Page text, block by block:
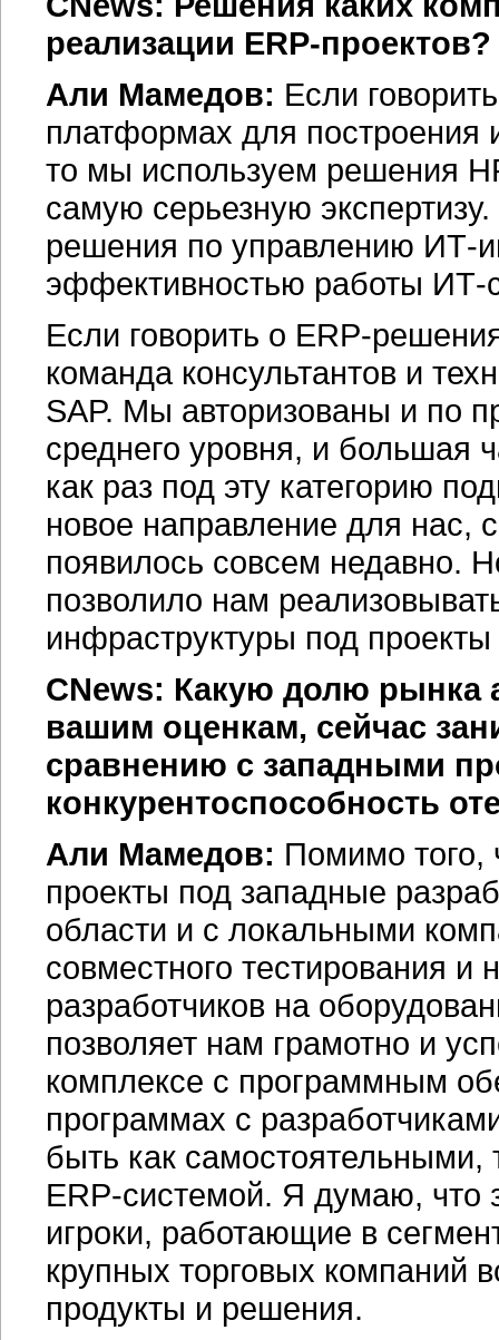
реализации ERP-проектов?
Али Мамедов: Если
платформах для
то мы используем решения
самую серьезную
решения по управлению ИТ-
эффективностью работы ИТ-
Если говорить о ERP-
команда консультантов и
SAP. Мы авторизованы и по
среднего уровня, и большая
как раз под эту категорию
новое направление для нас,
появилось совсем недавно.
позволило нам
инфраструктуры под проекты
CNews: Какую долю рынка
вашим оценкам, сейчас
сравнению с западными
конкурентоспособность
Али Мамедов: Помимо того,
проекты под западные
области и с локальными
совместного тестирования и
разработчиков на
позволяет нам грамотно и
комплексе с программным
программах с
быть как самостоятельными,
ERP-системой. Я думаю, что
игроки, работающие в
крупных торговых компаний
продукты и решения.